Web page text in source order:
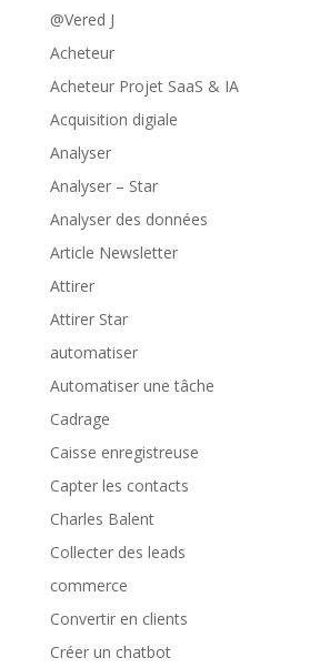
@Vered J
Acheteur
Acheteur Projet SaaS & IA
Acquisition digiale
Analyser
Analyser – Star
Analyser des données
Article Newsletter
Attirer
Attirer Star
automatiser
Automatiser une tâche
Cadrage
Caisse enregistreuse
Capter les contacts
Charles Balent
Collecter des leads
commerce
Convertir en clients
Créer un chatbot